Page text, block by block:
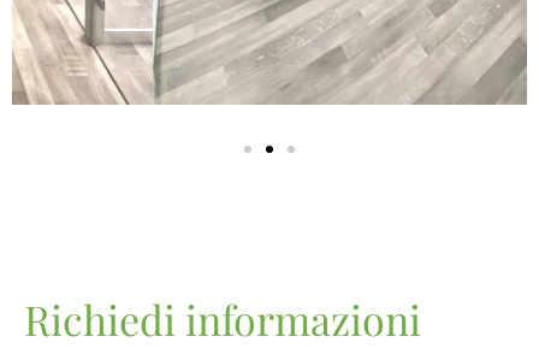
Richiedi informazioni